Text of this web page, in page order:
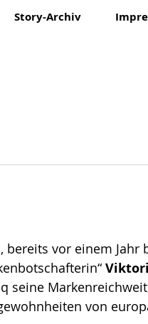
Story-Archiv
bereits vor einem Jahr
seine
von